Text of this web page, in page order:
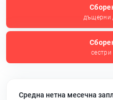
дъщерни
Средна нетна месечна